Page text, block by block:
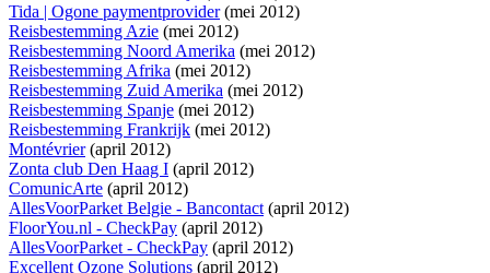
Tida | Ogone paymentprovider(mei 2012)
Reisbestemming Azie (mei 2012)
Reisbestemming Noord Amerika (mei 2012)
Reisbestemming Afrika (mei 2012)
Reisbestemming Zuid Amerika (mei 2012)
Reisbestemming Spanje (mei 2012)
Reisbestemming Frankrijk (mei 2012)
Montévrier(april 2012)
Zonta club Den Haag I (april 2012)
ComunicArte (april 2012)
AllesVoorParket Belgie - Bancontact (april 2012)
FloorYou.nl - CheckPay (april 2012)
AllesVoorParket - CheckPay (april 2012)
Excellent Ozone Solutions (april 2012)